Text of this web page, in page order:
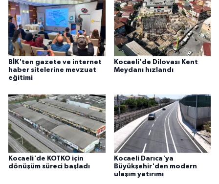
BİK'ten gazete ve internet
haber sitelerine mevzuat
eğitimi
Kocaeli'de Dilovası Kent
Meydanı hızlandı
Kocaeli'de KOTKO için
dönüşüm süreci başladı
Kocaeli Darıca'ya
Büyükşehir'den modern
ulaşım yatırımı